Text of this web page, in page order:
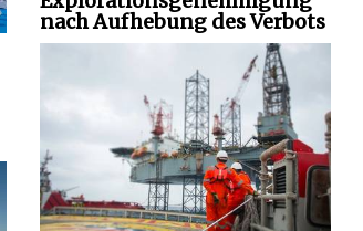
nach Aufhebung des Verbots